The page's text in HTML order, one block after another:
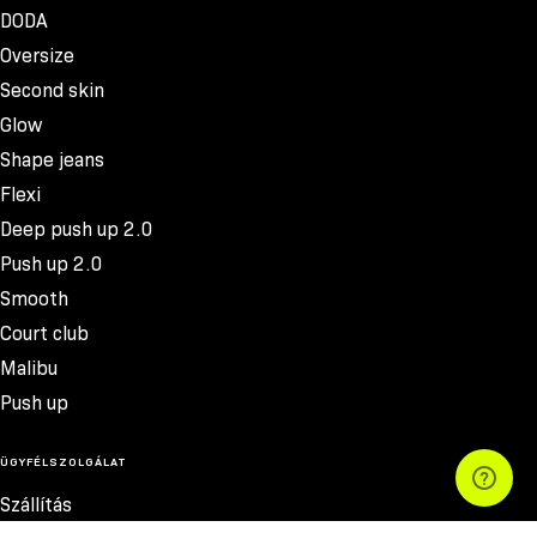
DODA
Oversize
Second skin
Glow
Shape jeans
Flexi
Deep push up 2.0
Push up 2.0
Smooth
Court club
Malibu
Push up
ÜGYFÉLSZOLGÁLAT
Szállítás